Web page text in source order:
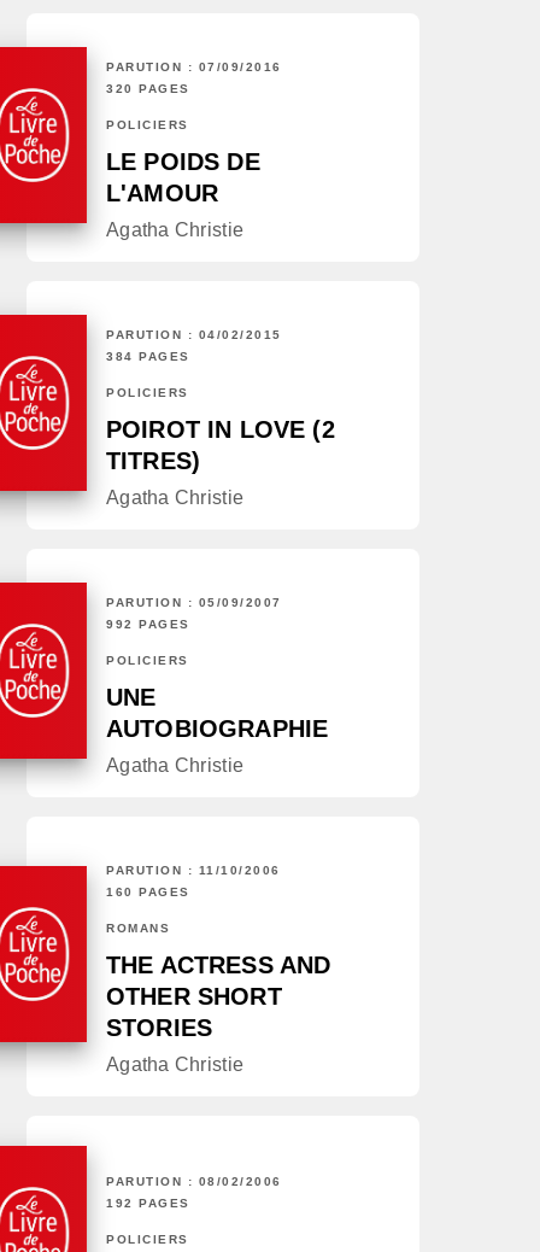
PARUTION : 07/09/2016
320 PAGES
POLICIERS
LE POIDS DE
L'AMOUR
Agatha Christie
PARUTION : 04/02/2015
384 PAGES
POLICIERS
POIROT IN LOVE (2
TITRES)
Agatha Christie
PARUTION : 05/09/2007
992 PAGES
POLICIERS
UNE
AUTOBIOGRAPHIE
Agatha Christie
PARUTION : 11/10/2006
160 PAGES
ROMANS
THE ACTRESS AND
OTHER SHORT
STORIES
Agatha Christie
PARUTION : 08/02/2006
192 PAGES
POLICIERS